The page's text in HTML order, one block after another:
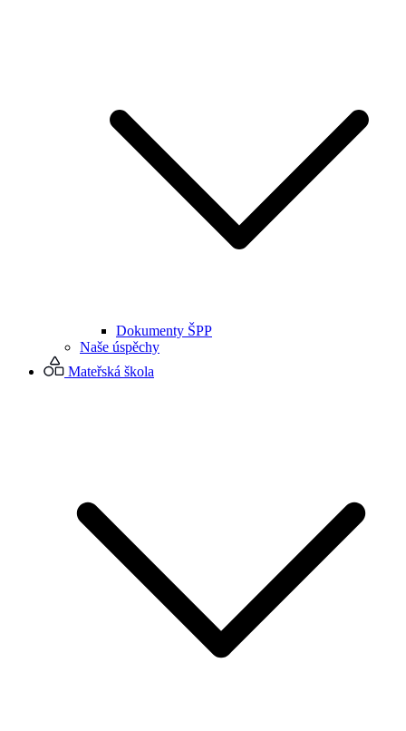
Dokumenty ŠPP
Naše úspěchy
Mateřská škola